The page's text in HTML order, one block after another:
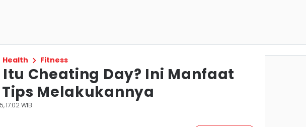
Health Fitness
Cheating Day? Ini Manfaat
Melakukannya
17:02 WIB